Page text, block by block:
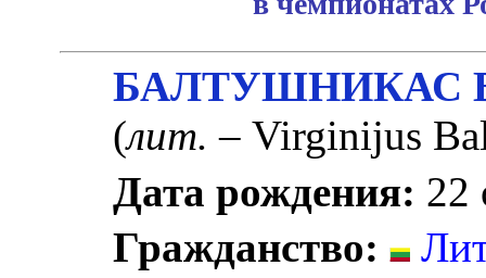
БАЛТУШНИКАС
(лит. – Virginijus
Дата рождения: 22
Гражданство: